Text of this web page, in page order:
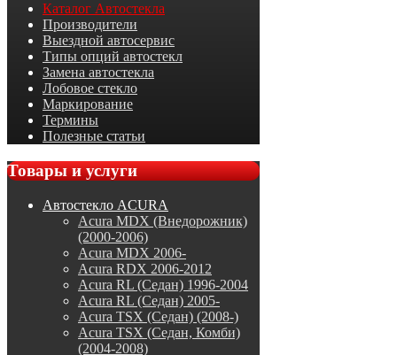
Каталог Автостекла
Производители
Выездной автосервис
Типы опций автостекл
Замена автостекла
Лобовое стекло
Маркирование
Термины
Полезные статьи
Товарыи услуги
Автостекло ACURA
Acura MDX (Внедорожник)
(2000-2006)
Acura MDX 2006-
Acura RDX 2006-2012
Acura RL (Седан) 1996-2004
Acura RL (Седан) 2005-
Acura TSX (Седан) (2008-)
Acura TSX (Седан, Комби)
(2004-2008)